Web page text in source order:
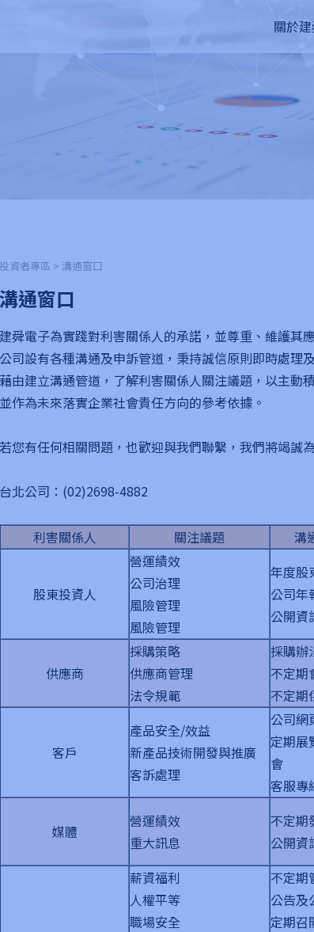
關於
投資者專區 > 溝通窗口
溝通窗口
建舜電子為實踐對利害關係人的承諾，並尊重、維護其
公司設有各種溝通及申訴管道，秉持誠信原則即時處理
藉由建立溝通管道，了解利害關係人關注議題，以主動
並作為未來落實企業社會責任方向的參考依據。
若您有任何相關問題，也歡迎與我們聯繫，我們將竭誠
台北公司：(02)2698-4882
利害關係人 關注議題 溝
股東投資人
營運績效
公司治理
風險管理
風險管理
年度股
公司年
公開資
供應商
採購策略
供應商管理
法令規範
採購辦
不定期
不定期
客戶
產品安全/效益
新產品技術開發與推廣
客訴處理
公司網
定期展
會
客服專
媒體
營運績效
重大訊息
不定期
公開資
薪資福利
人權平等
職場安全
不定期
公告及
定期召